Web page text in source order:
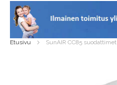
Etusivu SunAIR CC85 suodattimet